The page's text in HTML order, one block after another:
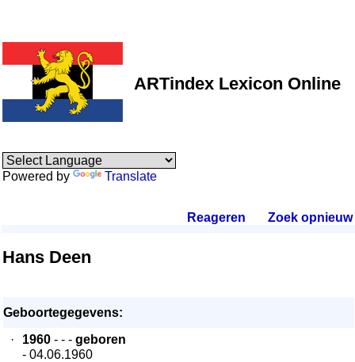
ARTindex Lexicon Online
Powered by Translate
Reageren Zoek opnieuw.
Hans Deen
Geboortegegevens:
·
1960 - - - geboren
- 04.06.1960